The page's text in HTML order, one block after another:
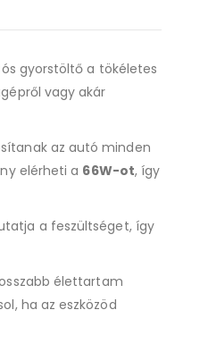
gyorstöltő a tökéletes
vagy akár
az autó minden
elérheti a 66W-ot, így
a feszültséget, így
élettartam
ha az eszközöd